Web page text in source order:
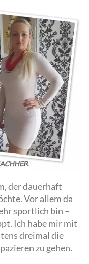
der dauerhaft
Vor allem da
sportlich bin –
Ich habe mir mit
dreimal die
zu gehen.